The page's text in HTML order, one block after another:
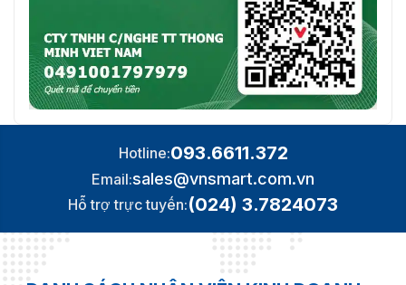
Hotline:093.6611.372
Email:sales@vnsmart.com.vn
Hỗ trợ trực tuyến:(024) 3.7824073